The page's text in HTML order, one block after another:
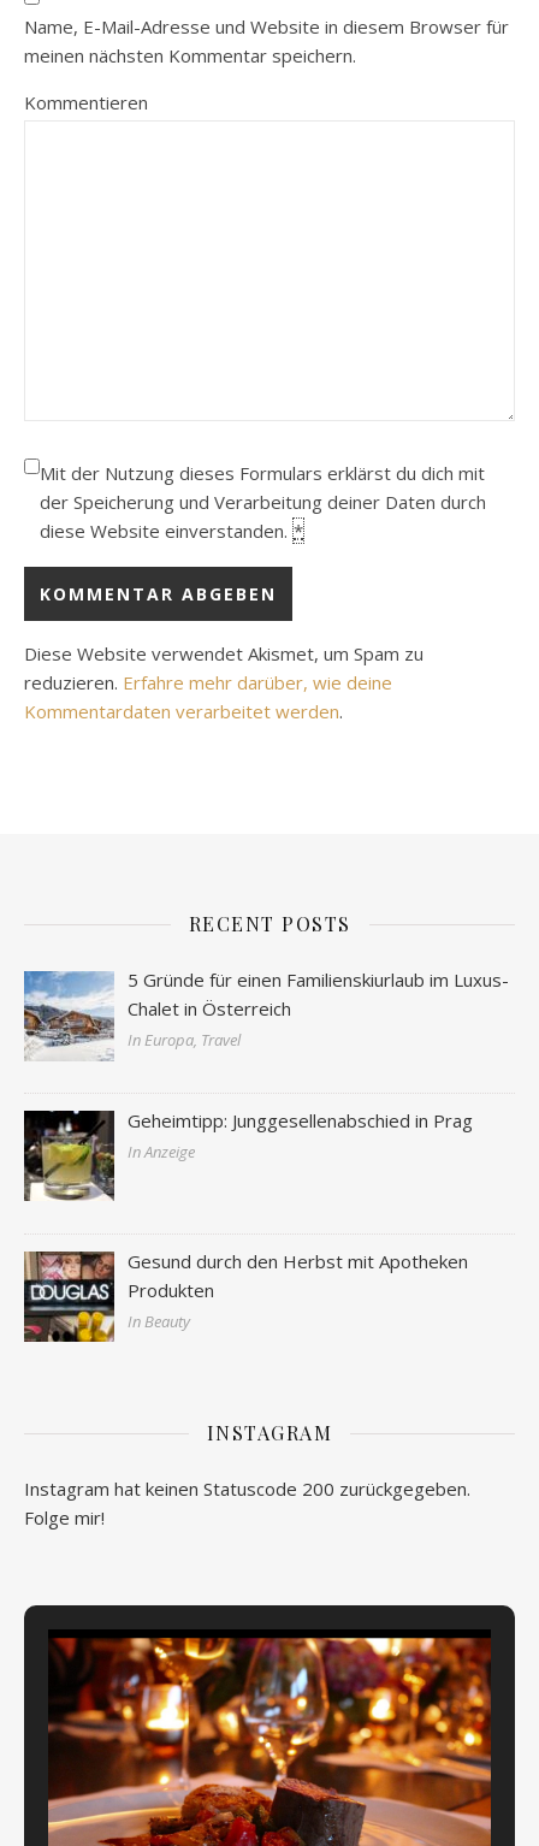
Name, E-Mail-Adresse und Website in diesem Browser für
meinen nächsten Kommentar speichern.
Kommentieren
Mit der Nutzung dieses Formulars erklärst du dich mit
der Speicherung und Verarbeitung deiner Daten durch
diese Website einverstanden. *
Diese Website verwendet Akismet, um Spam zu
reduzieren. Erfahre mehr darüber, wie deine
Kommentardaten verarbeitet werden.
RECENT POSTS
5 Gründe für einen Familienskiurlaub im Luxus-
Chalet in Österreich
In Europa, Travel
Geheimtipp: Junggesellenabschied in Prag
In Anzeige
Gesund durch den Herbst mit Apotheken
Produkten
In Beauty
INSTAGRAM
Instagram hat keinen Statuscode 200 zurückgegeben.
Folge mir!